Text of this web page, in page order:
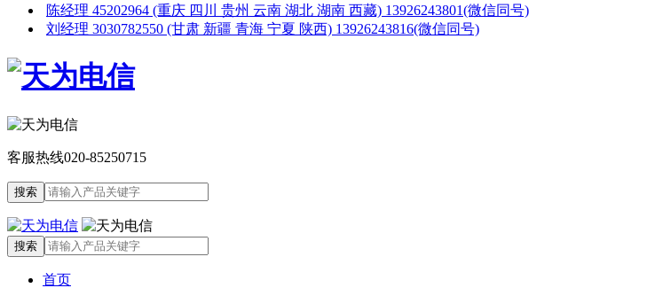
陈经理 45202964 (重庆 四川 贵州 云南 湖北 湖南 西藏) 13926243801(微信同号)
刘经理 3030782550 (甘肃 新疆 青海 宁夏 陕西) 13926243816(微信同号)
客服热线020-85250715
首页